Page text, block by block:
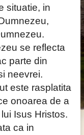
situatie, in
se reflecta
parte din
neevrei.
este rasplatita
onoarea de a
Isus Hristos.
ca in